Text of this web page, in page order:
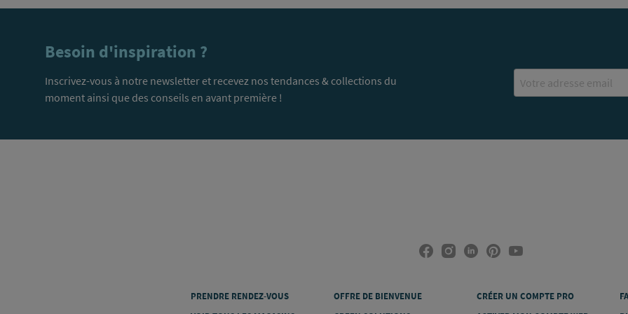
Besoin d'inspiration ?
Inscrivez-vous à notre newsletter et recevez nos tendances & collections du
moment ainsi que des conseils en avant première !
PRENDRE RENDEZ-VOUS
OFFRE DE BIENVENUE
CRÉER UN COMPTE PRO